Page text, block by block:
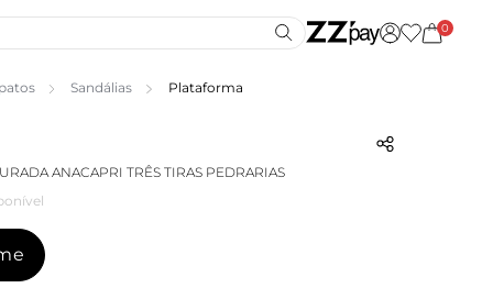
0
Sandálias Plataforma
ANACAPRI TRÊS TIRAS PEDRARIAS